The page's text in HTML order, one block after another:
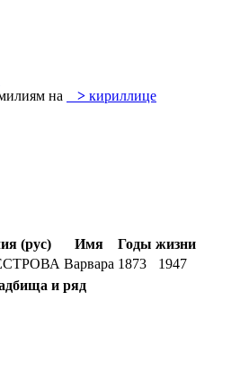
на
> кириллице
(рус) Имя
Годы жизни
Варвара 1873
1947
и ряд